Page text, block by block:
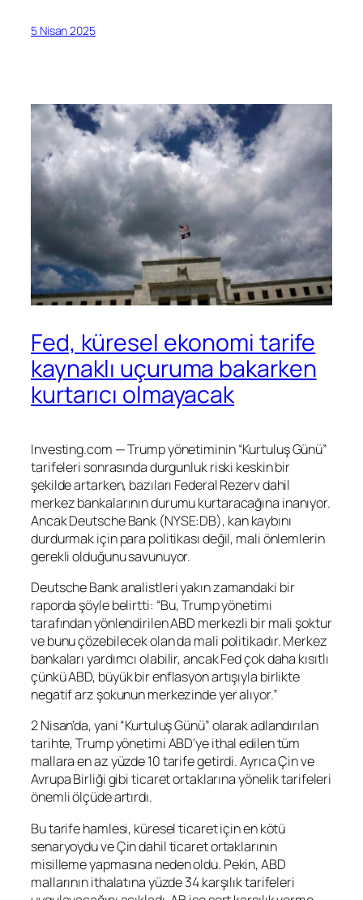
5 Nisan 2025
Fed, küresel ekonomi tarife
kaynaklı uçuruma bakarken
kurtarıcı olmayacak
Investing.com — Trump yönetiminin “Kurtuluş Günü”
tarifeleri sonrasında durgunluk riski keskin bir
şekilde artarken, bazıları Federal Rezerv dahil
merkez bankalarının durumu kurtaracağına inanıyor.
Ancak Deutsche Bank (NYSE:DB), kan kaybını
durdurmak için para politikası değil, mali önlemlerin
gerekli olduğunu savunuyor.
Deutsche Bank analistleri yakın zamandaki bir
raporda şöyle belirtti: “Bu, Trump yönetimi
tarafından yönlendirilen ABD merkezli bir mali şoktur
ve bunu çözebilecek olan da mali politikadır. Merkez
bankaları yardımcı olabilir, ancak Fed çok daha kısıtlı
çünkü ABD, büyük bir enflasyon artışıyla birlikte
negatif arz şokunun merkezinde yer alıyor.”
2 Nisan’da, yani “Kurtuluş Günü” olarak adlandırılan
tarihte, Trump yönetimi ABD’ye ithal edilen tüm
mallara en az yüzde 10 tarife getirdi. Ayrıca Çin ve
Avrupa Birliği gibi ticaret ortaklarına yönelik tarifeleri
önemli ölçüde artırdı.
Bu tarife hamlesi, küresel ticaret için en kötü
senaryoydu ve Çin dahil ticaret ortaklarının
misilleme yapmasına neden oldu. Pekin, ABD
mallarının ithalatına yüzde 34 karşılık tarifeleri